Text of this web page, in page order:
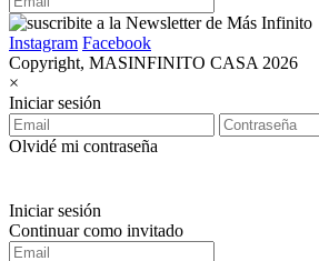
Instagram Facebook
Copyright, MASINFINITO CASA 2026
×
Iniciar sesión
Olvidé mi contraseña
Iniciar sesión
Continuar como invitado